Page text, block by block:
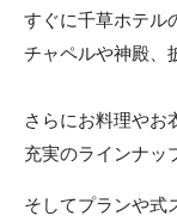
すぐに千草ホテ
チャペルや神殿、
さらにお料理やお
充実のラインナッ
そしてプランや